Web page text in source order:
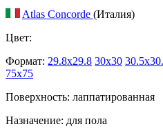
Atlas Concorde (Италия)
Цвет:
Формат: 29.8x29.8 30x30
75x75
Поверхность: лаппатированная
Назначение: для пола